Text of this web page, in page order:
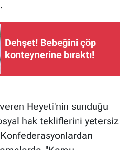
Dehşet! Bebeğini çöp
konteynerine bıraktı!
Heyeti'nin sunduğu
hak tekliflerini yetersiz